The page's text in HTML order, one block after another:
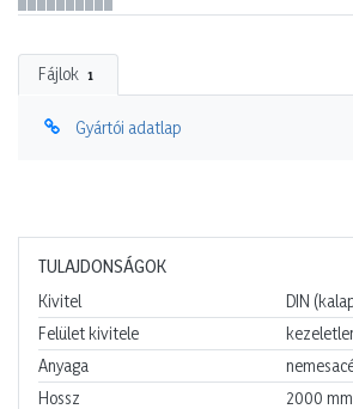
Fájlok 1
Gyártói adatlap
TULAJDONSÁGOK
Kivitel
DIN
Felület kivitele
Anyaga
Hossz
2000 mm